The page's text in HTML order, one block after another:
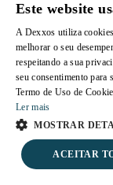
Privacidade
Este website
A Dexxos utiliza
melhorar o seu
respeitando a sua
seu consentimento para
Termo de Uso de
Ler mais
MOSTRAR
ACEITAR